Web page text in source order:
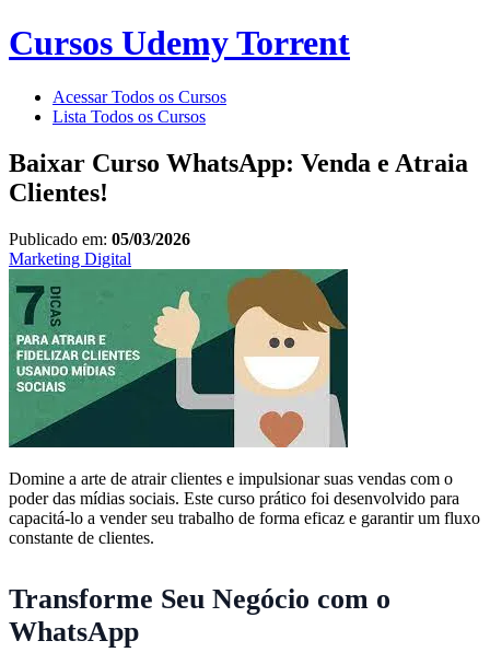
Cursos Udemy Torrent
Acessar Todos os Cursos
Lista Todos os Cursos
Baixar Curso WhatsApp: Venda e Atraia
Clientes!
Publicado em: 05/03/2026
Marketing Digital
Domine a arte de atrair clientes e impulsionar suas vendas com o
poder das mídias sociais. Este curso prático foi desenvolvido para
capacitá-lo a vender seu trabalho de forma eficaz e garantir um fluxo
constante de clientes.
Transforme Seu Negócio com o
WhatsApp